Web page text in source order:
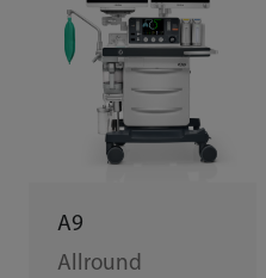
A9
Allround